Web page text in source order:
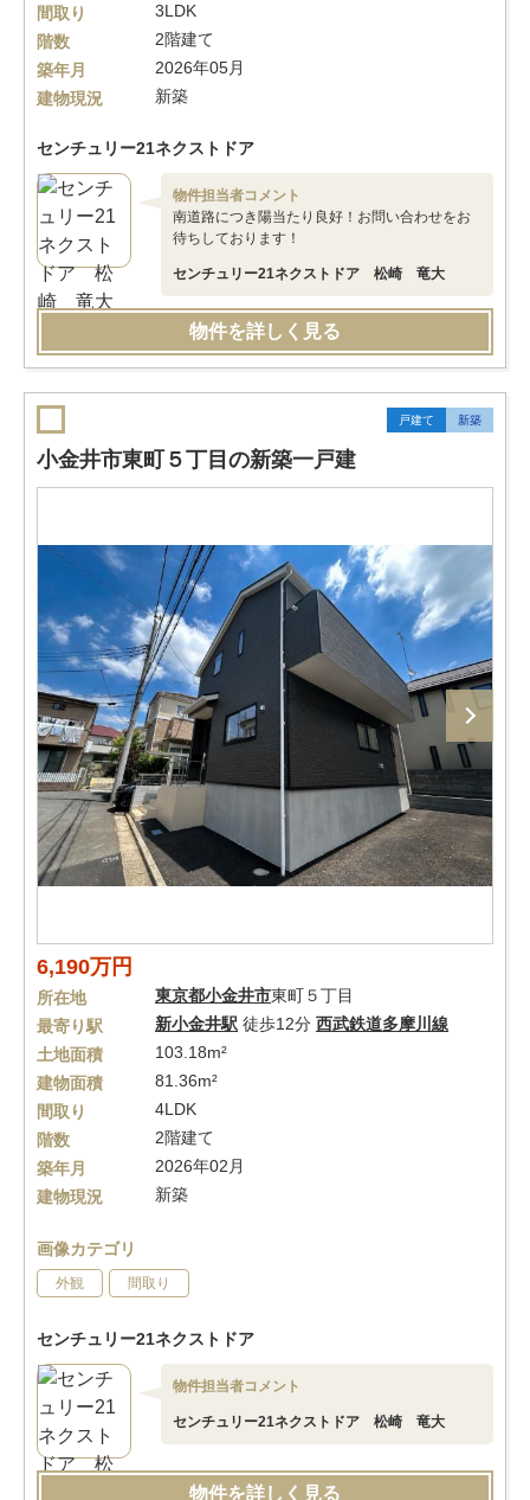
間取り
3LDK
階数
2階建て
築年月
2026年05月
建物現況
新築
センチュリー21ネクストドア
物件担当者コメント
南道路につき陽当たり良好！お問い合わせをお
待ちしております！
センチュリー21ネクストドア 松崎 竜大
物件を詳しく見る
戸建て 新築
小金井市東町５丁目の新築一戸建
6,190万円
所在地 東京都小金井市東町５丁目
最寄り駅
新小金井駅 徒歩12分 西武鉄道多摩川線
土地面積
103.18m²
建物面積
81.36m²
間取り
4LDK
階数
2階建て
築年月
2026年02月
建物現況
新築
画像カテゴリ
外観 間取り
センチュリー21ネクストドア
物件担当者コメント
センチュリー21ネクストドア 松崎 竜大
物件を詳しく見る